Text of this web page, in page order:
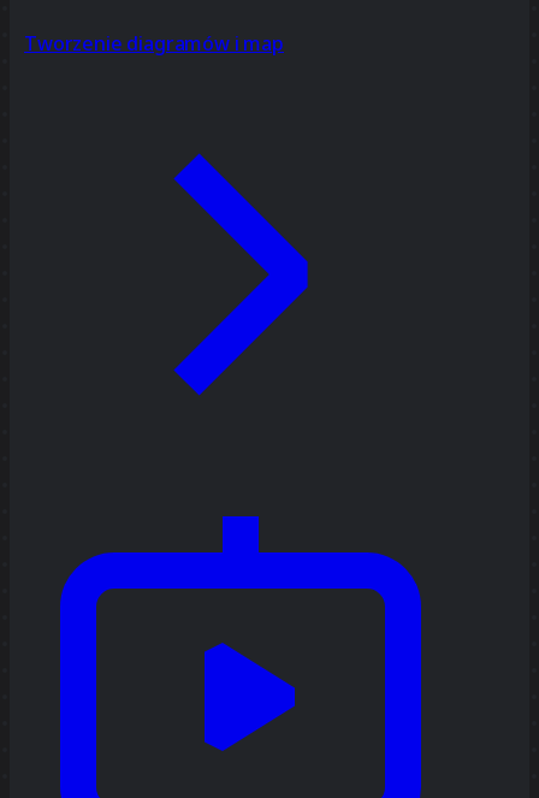
Tworzenie diagramów i map